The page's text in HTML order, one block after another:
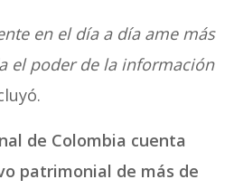
en el día a día ame más
el poder de la información
de Colombia cuenta
patrimonial de más de